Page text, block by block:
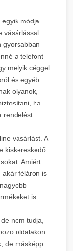
→
egyik módja
vásárlással
gyorsabban
a telefont
melyik céggel
és egyéb
olyanok,
ha
rendelést.
vásárlást. A
kiskereskedő
Amiért
akár féláron is
is.
nem tudja,
oldalakon
de másképp